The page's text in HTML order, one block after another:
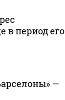
в период его
—